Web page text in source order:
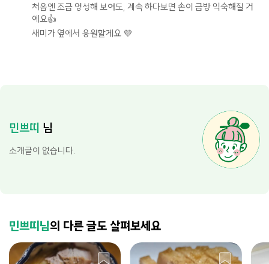
처음엔 조금 엉성해 보여도, 계속 하다보면 손이 금방 익숙해질 거
예요👍
새미가 옆에서 응원할게요 💜
민쁘띠 님
소개글이 없습니다.
민쁘띠님의 다른 글도 살펴보세요